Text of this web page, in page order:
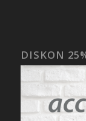
DISKON